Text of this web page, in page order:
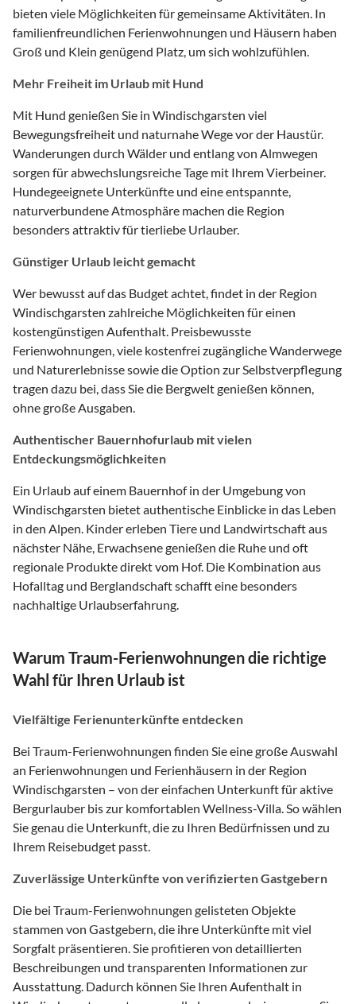
bieten viele Möglichkeiten für gemeinsame Aktivitäten. In
familienfreundlichen Ferienwohnungen und Häusern haben
Groß und Klein genügend Platz, um sich wohlzufühlen.
Mehr Freiheit im Urlaub mit Hund
Mit Hund genießen Sie in Windischgarsten viel
Bewegungsfreiheit und naturnahe Wege vor der Haustür.
Wanderungen durch Wälder und entlang von Almwegen
sorgen für abwechslungsreiche Tage mit Ihrem Vierbeiner.
Hundegeeignete Unterkünfte und eine entspannte,
naturverbundene Atmosphäre machen die Region
besonders attraktiv für tierliebe Urlauber.
Günstiger Urlaub leicht gemacht
Wer bewusst auf das Budget achtet, findet in der Region
Windischgarsten zahlreiche Möglichkeiten für einen
kostengünstigen Aufenthalt. Preisbewusste
Ferienwohnungen, viele kostenfrei zugängliche Wanderwege
und Naturerlebnisse sowie die Option zur Selbstverpflegung
tragen dazu bei, dass Sie die Bergwelt genießen können,
ohne große Ausgaben.
Authentischer Bauernhofurlaub mit vielen
Entdeckungsmöglichkeiten
Ein Urlaub auf einem Bauernhof in der Umgebung von
Windischgarsten bietet authentische Einblicke in das Leben
in den Alpen. Kinder erleben Tiere und Landwirtschaft aus
nächster Nähe, Erwachsene genießen die Ruhe und oft
regionale Produkte direkt vom Hof. Die Kombination aus
Hofalltag und Berglandschaft schafft eine besonders
nachhaltige Urlaubserfahrung.
Warum Traum-Ferienwohnungen die richtige
Wahl für Ihren Urlaub ist
Vielfältige Ferienunterkünfte entdecken
Bei Traum-Ferienwohnungen finden Sie eine große Auswahl
an Ferienwohnungen und Ferienhäusern in der Region
Windischgarsten – von der einfachen Unterkunft für aktive
Bergurlauber bis zur komfortablen Wellness-Villa. So wählen
Sie genau die Unterkunft, die zu Ihren Bedürfnissen und zu
Ihrem Reisebudget passt.
Zuverlässige Unterkünfte von verifizierten Gastgebern
Die bei Traum-Ferienwohnungen gelisteten Objekte
stammen von Gastgebern, die ihre Unterkünfte mit viel
Sorgfalt präsentieren. Sie profitieren von detaillierten
Beschreibungen und transparenten Informationen zur
Ausstattung. Dadurch können Sie Ihren Aufenthalt in